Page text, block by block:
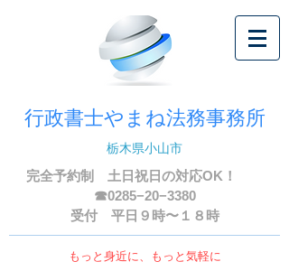
行政書士やまね法務事務所
栃木県小山市
完全予約制 ​土日祝日の対応OK！
☎0285−20−3380
​受付 平日９時〜１８時
もっと身近に、もっと気軽に